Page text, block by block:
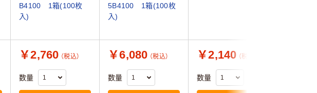
B4100 1箱(100枚
入)
5B4100 1箱(100枚
入)
￥2,760 （税込）
数量
￥6,080 （税込）
数量
￥2,140 （税込）
数量